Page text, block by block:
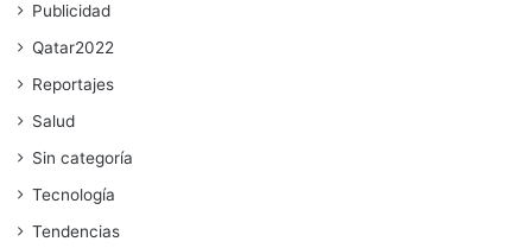
Publicidad
Qatar2022
Reportajes
Salud
Sin categoría
Tecnología
Tendencias